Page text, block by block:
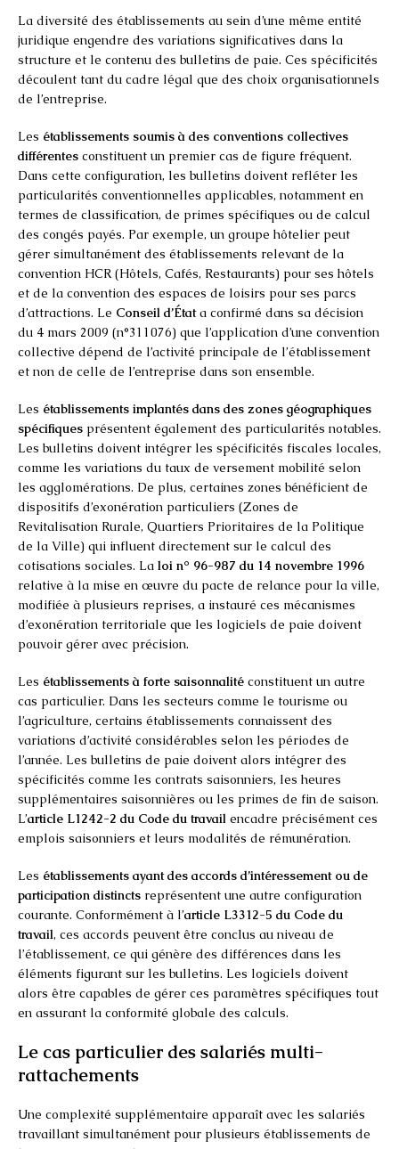
La diversité des établissements au sein d’une même entité
juridique engendre des variations significatives dans la
structure et le contenu des bulletins de paie. Ces spécificités
découlent tant du cadre légal que des choix organisationnels
de l’entreprise.
Les établissements soumis à des conventions collectives
différentes constituent un premier cas de figure fréquent.
Dans cette configuration, les bulletins doivent refléter les
particularités conventionnelles applicables, notamment en
termes de classification, de primes spécifiques ou de calcul
des congés payés. Par exemple, un groupe hôtelier peut
gérer simultanément des établissements relevant de la
convention HCR (Hôtels, Cafés, Restaurants) pour ses hôtels
et de la convention des espaces de loisirs pour ses parcs
d’attractions. Le Conseil d’Étata confirmé dans sa décision
du 4 mars 2009 (n°311076) que l’application d’une convention
collective dépend de l’activité principale de l’établissement
et non de celle de l’entreprise dans son ensemble.
Les établissements implantés dans des zones géographiques
spécifiques présentent également des particularités notables.
Les bulletins doivent intégrer les spécificités fiscales locales,
comme les variations du taux de versement mobilité selon
les agglomérations. De plus, certaines zones bénéficient de
dispositifs d’exonération particuliers (Zones de
Revitalisation Rurale, Quartiers Prioritaires de la Politique
de la Ville) qui influent directement sur le calcul des
cotisations sociales. La loi n° 96-987 du 14 novembre 1996
relative à la mise en œuvre du pacte de relance pour la ville,
modifiée à plusieurs reprises, a instauré ces mécanismes
d’exonération territoriale que les logiciels de paie doivent
pouvoir gérer avec précision.
Les établissements à forte saisonnalité constituent un autre
cas particulier. Dans les secteurs comme le tourisme ou
l’agriculture, certains établissements connaissent des
variations d’activité considérables selon les périodes de
l’année. Les bulletins de paie doivent alors intégrer des
spécificités comme les contrats saisonniers, les heures
supplémentaires saisonnières ou les primes de fin de saison.
L’article L1242-2 du Code du travail encadre précisément ces
emplois saisonniers et leurs modalités de rémunération.
Les établissements ayant des accords d’intéressement ou de
participation distincts représentent une autre configuration
courante. Conformément à l’article L3312-5 du Code du
travail, ces accords peuvent être conclus au niveau de
l’établissement, ce qui génère des différences dans les
éléments figurant sur les bulletins. Les logiciels doivent
alors être capables de gérer ces paramètres spécifiques tout
en assurant la conformité globale des calculs.
Le cas particulier des salariés multi-
rattachements
Une complexité supplémentaire apparaît avec les salariés
travaillant simultanément pour plusieurs établissements de